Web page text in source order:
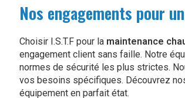
Nos engagements pour
Choisir I.S.T.F pour la maintenance
engagement client sans faille. Notre
normes de sécurité les plus strictes.
vos besoins spécifiques. Découvrez
équipement en parfait état.